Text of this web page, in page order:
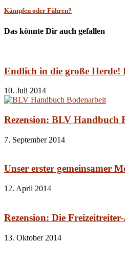
Kämpfen oder Führen?
Das könnte Dir auch gefallen
Endlich in die große Herde!
10. Juli 2014
Rezension: BLV Handbuch
7. September 2014
Unser erster gemeinsamer
12. April 2014
Rezension: Die
13. Oktober 2014